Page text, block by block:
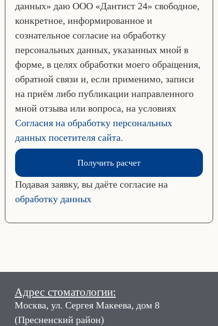
данных» даю ООО «Дантист 24» свободное,
конкретное, информированное и
сознательное согласие на обработку
персональных данных, указанных мной в
форме, в целях обработки моего обращения,
обратной связи и, если применимо, записи
на приём либо публикации направленного
мной отзыва или вопроса, на условиях
Согласия на обработку персональных
данных посетителя сайта.
Получить расчет
Подавая заявку, вы даёте согласие на
обработку данных
Адрес стоматологии:
Москва, ул. Сергея Макеева, дом 8
(Пресненский район)